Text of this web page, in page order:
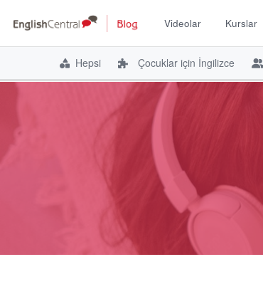
Videolar Kurslar
Hepsi Çocuklar için İngilizce
İçeriğe